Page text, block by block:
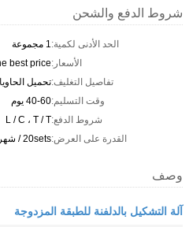
شروط الدفع والشحن
الحد الأدنى لكمية:1 مجموعة
الأسعار:best price
تفاصيل التغليف:تحميل
وقت التسليم:40-60 يوم
شروط الدفع:L / C ، T / T
القدرة على العرض:20sets / شهر
وصف
آلة التشكيل بالدلفنة للطبقة المزدوجة